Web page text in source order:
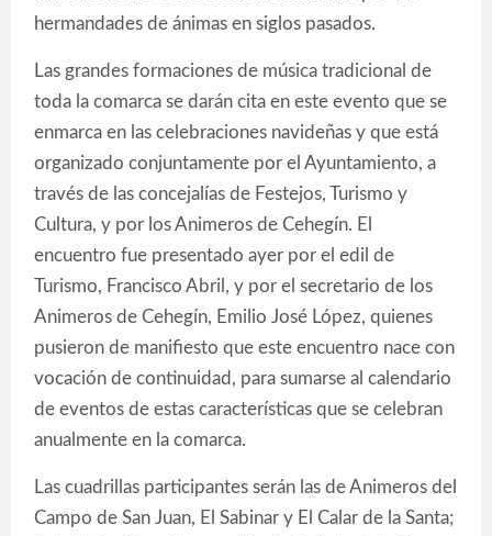
hermandades de ánimas en siglos pasados.
Las grandes formaciones de música tradicional de
toda la comarca se darán cita en este evento que se
enmarca en las celebraciones navideñas y que está
organizado conjuntamente por el Ayuntamiento, a
través de las concejalías de Festejos, Turismo y
Cultura, y por los Animeros de Cehegín. El
encuentro fue presentado ayer por el edil de
Turismo, Francisco Abril, y por el secretario de los
Animeros de Cehegín, Emilio José López, quienes
pusieron de manifiesto que este encuentro nace con
vocación de continuidad, para sumarse al calendario
de eventos de estas características que se celebran
anualmente en la comarca.
Las cuadrillas participantes serán las de Animeros del
Campo de San Juan, El Sabinar y El Calar de la Santa;